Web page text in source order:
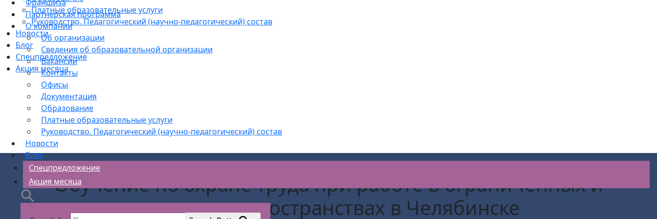
Платные образовательные услуги
Руководство. Педагогический (научно-педагогический) состав
Новости
Блог
Спецпредложение
Акция месяца
Франшиза
Партнерская программа
О компании
Об организации
Сведения об образовательной организации
Вакансии
Контакты
Офисы
Документация
Образование
Платные образовательные услуги
Руководство. Педагогический (научно-педагогический) состав
Новости
Блог
Спецпредложение
Акция месяца
Обучение по охране труда при работе в ограниченных и
замкнутых пространствах в Челябинске